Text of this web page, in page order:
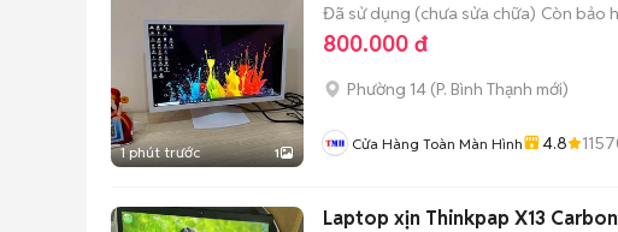
1 phút trước 1
Đã sử dụng (chưa sửa chữa) Còn bảo
800.000 đ
Phường 14 (P. Bình Thạnh mới)
Cửa Hàng Toàn Màn Hình 4.8
Laptop xịn Thinkpap X13